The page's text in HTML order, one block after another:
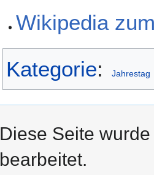
Wikipedia
Kategorie: Jahrestag
Diese Seite
bearbeitet.